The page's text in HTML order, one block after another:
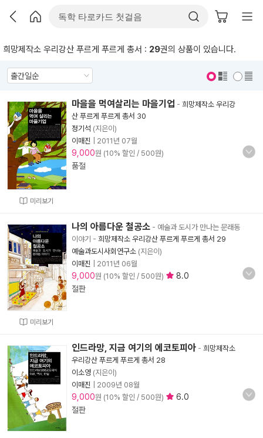
희망제작소 우리강산 푸르게 푸르게 총서 : 29권의 상품이 있습니다.
미리보기
마을을 먹여살리는 마을기업 - 희망제작소 우리강
산 푸르게 푸르게 총서 30
정기석 (지은이)
이매진
2011년 07월
9,000원 (10% 할인 / 500원)
품절
미리보기
나의 아름다운 철공소 - 예술과 도시가 만나는 문래동
이야기 - 희망제작소 우리강산 푸르게 푸르게 총서 29
예술과도시사회연구소 (지은이)
이매진
2011년 06월
9,000원 (10% 할인 / 500원)
8.0
절판
인드라망, 지금 여기의 에코토피아 - 희망제작소
우리강산 푸르게 푸르게 총서 28
이소영 (지은이)
이매진
2009년 08월
9,000원 (10% 할인 / 500원)
6.0
절판